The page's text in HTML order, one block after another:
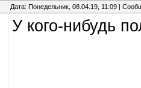
Дата: Понедельник, 08.04.19, 11:09 |
У кого-нибудь